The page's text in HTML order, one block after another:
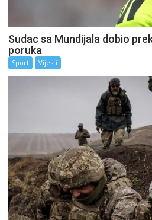
Sudac sa Mundijala dobio
poruka
Sport Vijesti